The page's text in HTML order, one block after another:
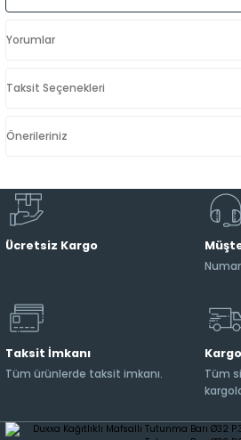
Yorumlar
Taksit Seçenekleri
Önerileriniz
Ücretsiz Kargo
Taksit İmkanı
Tüm ürünlerde taksit imkanı.
Tüm